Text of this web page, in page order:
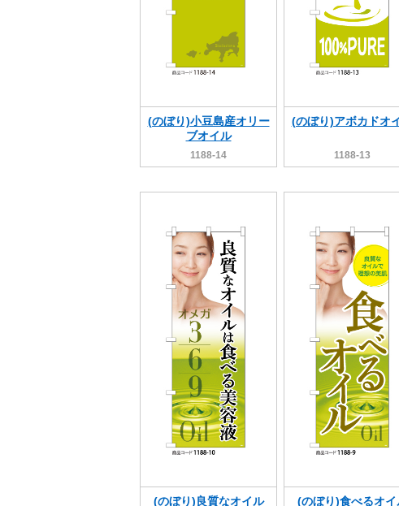
(のぼり)小豆島産オリー
ブオイル
1188-14
(のぼり)アボカドオ
1188-13
(のぼり)良質なオイル
(のぼり)食べるオイ